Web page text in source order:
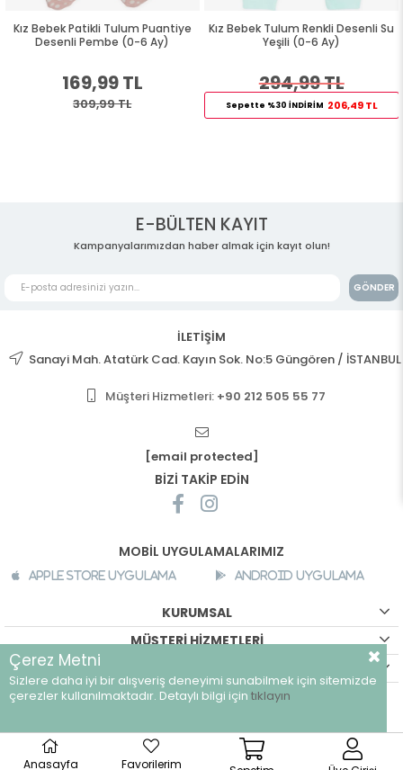
Kız Bebek Patikli Tulum Puantiye
Desenli Pembe (0-6 Ay)
169,99 TL
309,99 TL
Kız Bebek Tulum Renkli Desenli Su
Yeşili (0-6 Ay)
294,99 TL
Sepette %30 İNDİRİM 206,49 TL
E-BÜLTEN KAYIT
Kampanyalarımızdan haber almak için kayıt olun!
GÖNDER
İLETİŞİM
Sanayi Mah. Atatürk Cad. Kayın Sok. No:5 Güngören / İSTANBUL
Müşteri Hizmetleri: +90 212 505 55 77
[email protected]
BİZİ TAKİP EDİN
MOBİL UYGULAMALARIMIZ
Apple Store Uygulama Android Uygulama
KURUMSAL
MÜŞTERİ HİZMETLERİ
©breeze.com.tr - Tüm hakları saklıdır.
Anasayfa Favorilerim
Çerez Metni
Sizlere daha iyi bir alışveriş deneyimi sunabilmek için sitemizde
çerezler kullanılmaktadır. Detaylı bilgi için tıklayın